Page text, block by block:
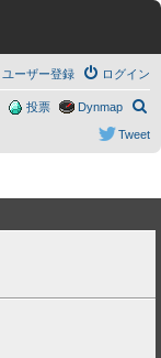
ログイン
ユーザー登録
索
Dynmap
投票
Tweet